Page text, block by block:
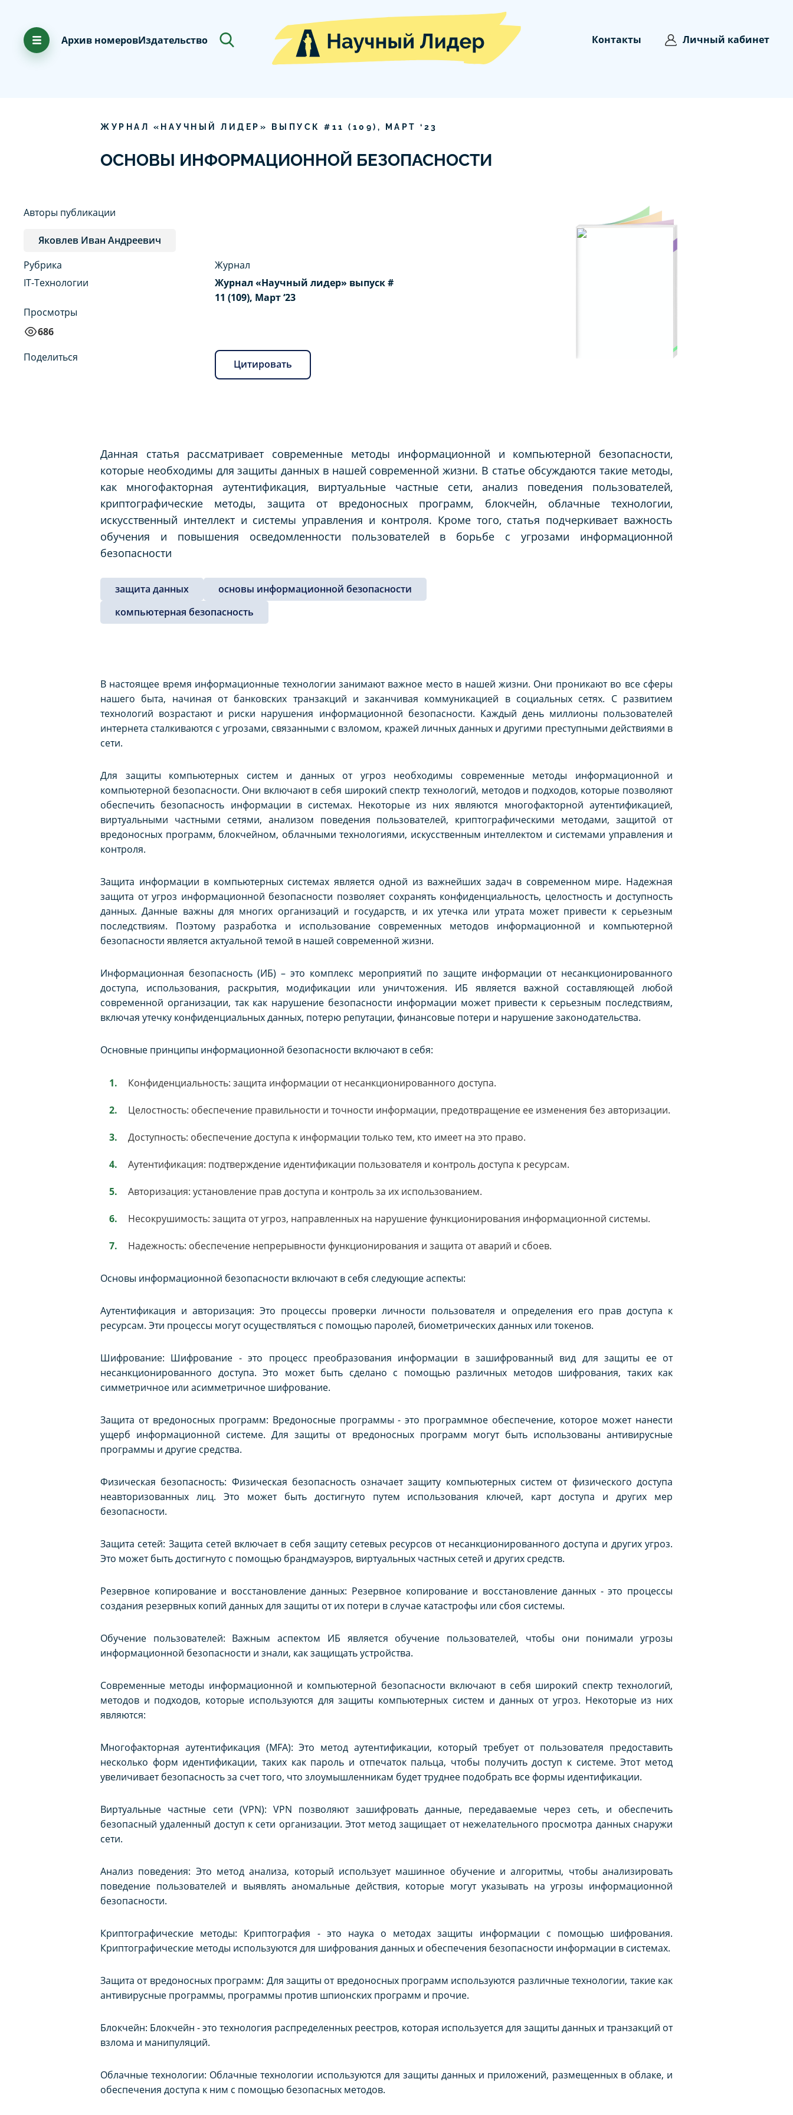
Архив номеровИздательство Контакты Личный кабинет
ЖУРНАЛ «НАУЧНЫЙ ЛИДЕР» ВЫПУСК # 11 ( 109), МАРТ ‘ 23
ОСНОВЫ ИНФОРМАЦИОННОЙ БЕЗОПАСНОСТИ
Авторы публикации
Яковлев Иван Андреевич
Рубрика
IT-Технологии
Просмотры
686
Журнал
Журнал «Научный лидер» выпуск #
11 (109), Март ‘23
Поделиться
Цитировать
Данная статья рассматривает современные методы информационной и компьютерной безопасности,
которые необходимы для защиты данных в нашей современной жизни. В статье обсуждаются такие методы,
как многофакторная аутентификация, виртуальные частные сети, анализ поведения пользователей,
криптографические методы, защита от вредоносных программ, блокчейн, облачные технологии,
искусственный интеллект и системы управления и контроля. Кроме того, статья подчеркивает важность
обучения и повышения осведомленности пользователей в борьбе с угрозами информационной
безопасности
защита данных
основы информационной безопасности
компьютерная безопасность
В настоящее время информационные технологии занимают важное место в нашей жизни. Они проникают во все сферы
нашего быта, начиная от банковских транзакций и заканчивая коммуникацией в социальных сетях. С развитием
технологий возрастают и риски нарушения информационной безопасности. Каждый день миллионы пользователей
интернета сталкиваются с угрозами, связанными с взломом, кражей личных данных и другими преступными действиями в
сети.
Для защиты компьютерных систем и данных от угроз необходимы современные методы информационной и
компьютерной безопасности. Они включают в себя широкий спектр технологий, методов и подходов, которые позволяют
обеспечить безопасность информации в системах. Некоторые из них являются многофакторной аутентификацией,
виртуальными частными сетями, анализом поведения пользователей, криптографическими методами, защитой от
вредоносных программ, блокчейном, облачными технологиями, искусственным интеллектом и системами управления и
контроля.
Защита информации в компьютерных системах является одной из важнейших задач в современном мире. Надежная
защита от угроз информационной безопасности позволяет сохранять конфиденциальность, целостность и доступность
данных. Данные важны для многих организаций и государств, и их утечка или утрата может привести к серьезным
последствиям. Поэтому разработка и использование современных методов информационной и компьютерной
безопасности является актуальной темой в нашей современной жизни.
Информационная безопасность (ИБ) – это комплекс мероприятий по защите информации от несанкционированного
доступа, использования, раскрытия, модификации или уничтожения. ИБ является важной составляющей любой
современной организации, так как нарушение безопасности информации может привести к серьезным последствиям,
включая утечку конфиденциальных данных, потерю репутации, финансовые потери и нарушение законодательства.
Основные принципы информационной безопасности включают в себя:
Конфиденциальность: защита информации от несанкционированного доступа.
Целостность: обеспечение правильности и точности информации, предотвращение ее изменения без авторизации.
Доступность: обеспечение доступа к информации только тем, кто имеет на это право.
Аутентификация: подтверждение идентификации пользователя и контроль доступа к ресурсам.
Авторизация: установление прав доступа и контроль за их использованием.
Несокрушимость: защита от угроз, направленных на нарушение функционирования информационной системы.
Надежность: обеспечение непрерывности функционирования и защита от аварий и сбоев.
Основы информационной безопасности включают в себя следующие аспекты:
Аутентификация и авторизация: Это процессы проверки личности пользователя и определения его прав доступа к
ресурсам. Эти процессы могут осуществляться с помощью паролей, биометрических данных или токенов.
Шифрование: Шифрование - это процесс преобразования информации в зашифрованный вид для защиты ее от
несанкционированного доступа. Это может быть сделано с помощью различных методов шифрования, таких как
симметричное или асимметричное шифрование.
Защита от вредоносных программ: Вредоносные программы - это программное обеспечение, которое может нанести
ущерб информационной системе. Для защиты от вредоносных программ могут быть использованы антивирусные
программы и другие средства.
Физическая безопасность: Физическая безопасность означает защиту компьютерных систем от физического доступа
неавторизованных лиц. Это может быть достигнуто путем использования ключей, карт доступа и других мер
безопасности.
Защита сетей: Защита сетей включает в себя защиту сетевых ресурсов от несанкционированного доступа и других угроз.
Это может быть достигнуто с помощью брандмауэров, виртуальных частных сетей и других средств.
Резервное копирование и восстановление данных: Резервное копирование и восстановление данных - это процессы
создания резервных копий данных для защиты от их потери в случае катастрофы или сбоя системы.
Обучение пользователей: Важным аспектом ИБ является обучение пользователей, чтобы они понимали угрозы
информационной безопасности и знали, как защищать устройства.
Современные методы информационной и компьютерной безопасности включают в себя широкий спектр технологий,
методов и подходов, которые используются для защиты компьютерных систем и данных от угроз. Некоторые из них
являются:
Многофакторная аутентификация (MFA): Это метод аутентификации, который требует от пользователя предоставить
несколько форм идентификации, таких как пароль и отпечаток пальца, чтобы получить доступ к системе. Этот метод
увеличивает безопасность за счет того, что злоумышленникам будет труднее подобрать все формы идентификации.
Виртуальные частные сети (VPN): VPN позволяют зашифровать данные, передаваемые через сеть, и обеспечить
безопасный удаленный доступ к сети организации. Этот метод защищает от нежелательного просмотра данных снаружи
сети.
Анализ поведения: Это метод анализа, который использует машинное обучение и алгоритмы, чтобы анализировать
поведение пользователей и выявлять аномальные действия, которые могут указывать на угрозы информационной
безопасности.
Криптографические методы: Криптография - это наука о методах защиты информации с помощью шифрования.
Криптографические методы используются для шифрования данных и обеспечения безопасности информации в системах.
Защита от вредоносных программ: Для защиты от вредоносных программ используются различные технологии, такие как
антивирусные программы, программы против шпионских программ и прочие.
Блокчейн: Блокчейн - это технология распределенных реестров, которая используется для защиты данных и транзакций от
взлома и манипуляций.
Облачные технологии: Облачные технологии используются для защиты данных и приложений, размещенных в облаке, и
обеспечения доступа к ним с помощью безопасных методов.